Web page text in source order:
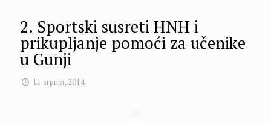
2. Sportski susreti HNH i
prikupljanje pomoći za učenike
u Gunji
11 srpnja, 2014